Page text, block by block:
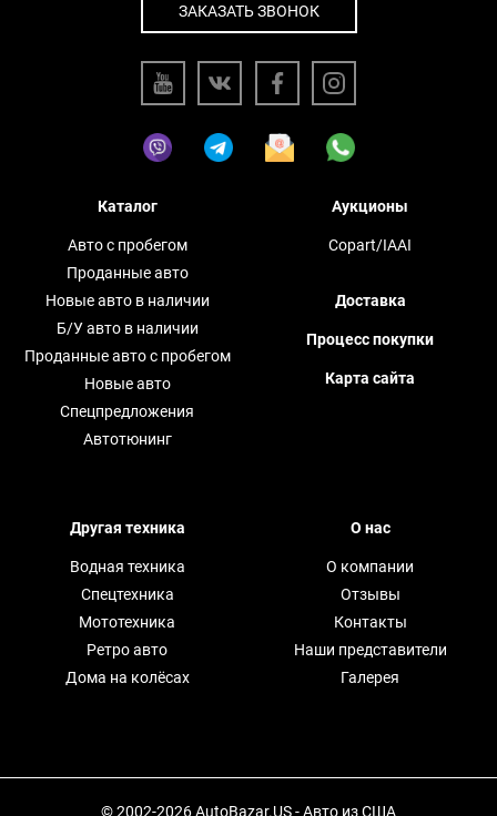
ЗАКАЗАТЬ ЗВОНОК
Каталог
Авто с пробегом
Проданные авто
Новые авто в наличии
Б/У авто в наличии
Проданные авто с пробегом
Новые авто
Спецпредложения
Автотюнинг
Аукционы
Copart/IAAI
Доставка
Процесс покупки
Карта сайта
Другая техника
Водная техника
Спецтехника
Мототехника
Ретро авто
Дома на колёсах
О нас
О компании
Отзывы
Контакты
Наши представители
Галерея
© 2002-2026 AutoBazar.US - Авто из США